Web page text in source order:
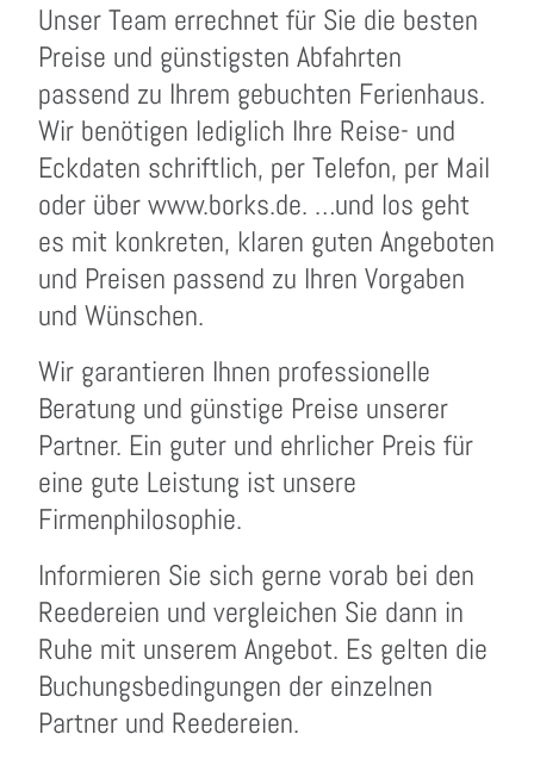
Unser Team errechnet für Sie die besten
Preise und günstigsten Abfahrten
passend zu Ihrem gebuchten Ferienhaus.
Wir benötigen lediglich Ihre Reise- und
Eckdaten schriftlich, per Telefon, per Mail
oder über www.borks.de. …und los geht
es mit konkreten, klaren guten Angeboten
und Preisen passend zu Ihren Vorgaben
und Wünschen.
Wir garantieren Ihnen professionelle
Beratung und günstige Preise unserer
Partner. Ein guter und ehrlicher Preis für
eine gute Leistung ist unsere
Firmenphilosophie.
Informieren Sie sich gerne vorab bei den
Reedereien und vergleichen Sie dann in
Ruhe mit unserem Angebot. Es gelten die
Buchungsbedingungen der einzelnen
Partner und Reedereien.